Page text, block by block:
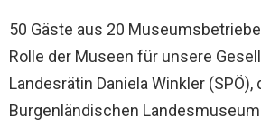
50 Gäste aus 20
Rolle der Museen für unsere
Landesrätin Daniela Winkler (SPÖ),
Burgenländischen